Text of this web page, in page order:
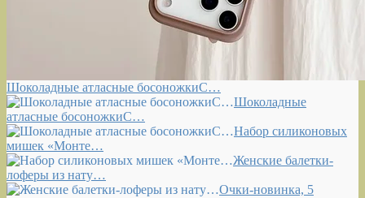
Шоколадные атласные босоножкиС…
Шоколадные
атласные босоножкиС…
Набор силиконовых
мишек «Монте…
Женские балетки-
лоферы из нату…
Очки-новинка, 5